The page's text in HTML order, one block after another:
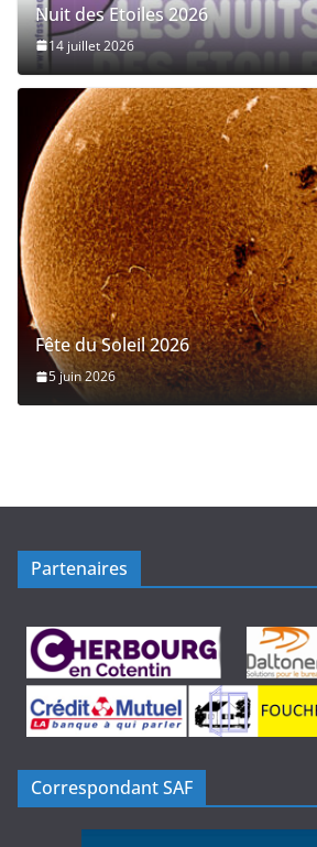
Nuit des Etoiles 2026
14 juillet 2026
Fête du Soleil 2026
5 juin 2026
Partenaires
Correspondant SAF